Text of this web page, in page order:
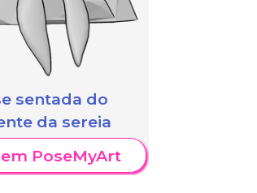
sentada do
da sereia
PoseMyArt